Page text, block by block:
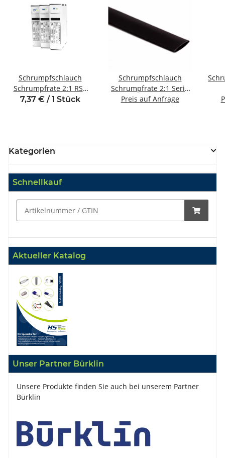
Schrumpfschlauch
Schrumpfrate 2:1 RS2
Serie Box
7,37 € / 1 Stück
Schrumpfschlauch
Schrumpfrate 2:1 Serie
Rollen hochflammwidrig
Preis auf Anfrage
Kategorien
Schnellkauf
Aktueller Katalog
Unser Partner Bürklin
Unsere Produkte finden Sie auch bei unserem Partner
Bürklin